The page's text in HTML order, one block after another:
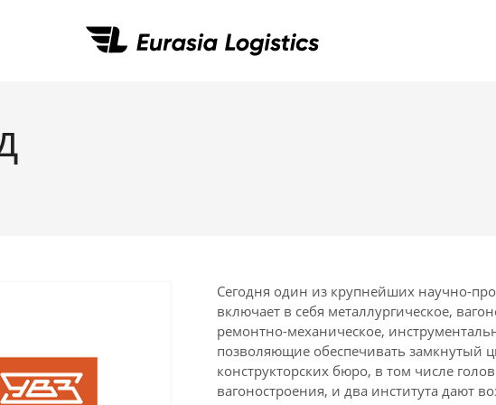
из Китая
из Китая
продукции
Сегодня один из крупнейших научно-
включает в себя металлургическое,
ремонтно-механическое,
позволяющие обеспечивать замкнутый
конструкторских бюро, в том числе
вагоностроения, и два института дают